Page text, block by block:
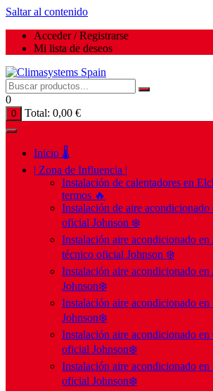
Saltar al contenido
Acceder / Registrarse
Mi lista de deseos
0
0 Total: 0,00 €
Inicio 🌡️
| Zona de Influencia |
Instalación de calentadores en
termos 🔥
Instalación de aire
oficial Johnson ❄️
Instalación aire acondicionado
técnico oficial Johnson ❄️
Instalación aire acondicionado
Johnson❄️
Instalación aire acondicionado
Johnson❄️
Instalación aire acondicionado
oficial Johnson❄️
Instalación aire acondicionado en
oficial Johnson❄️